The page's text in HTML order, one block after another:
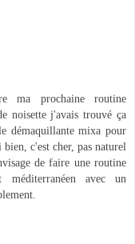
ma prochaine routine
noisette j'avais trouvé ça
démaquillante mixa pour
c'est cher, pas naturel
de faire une routine
avec un